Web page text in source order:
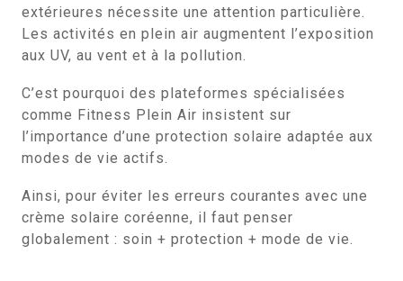
extérieures nécessite une attention particulière.
Les activités en plein air augmentent l’exposition
aux UV, au vent et à la pollution.
C’est pourquoi des plateformes spécialisées
comme Fitness Plein Air insistent sur
l’importance d’une protection solaire adaptée aux
modes de vie actifs.
Ainsi, pour éviter les erreurs courantes avec une
crème solaire coréenne, il faut penser
globalement : soin + protection + mode de vie.